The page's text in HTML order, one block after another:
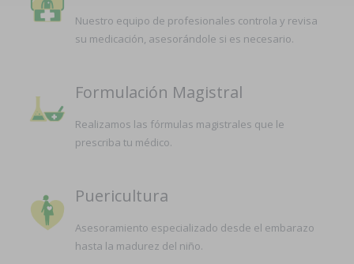
Nuestro equipo de profesionales controla y revisa
su medicación, asesorándole si es necesario.
Formulación Magistral
Realizamos las fórmulas magistrales que le
prescriba tu médico.
Puericultura
Asesoramiento especializado desde el embarazo
hasta la madurez del niño.